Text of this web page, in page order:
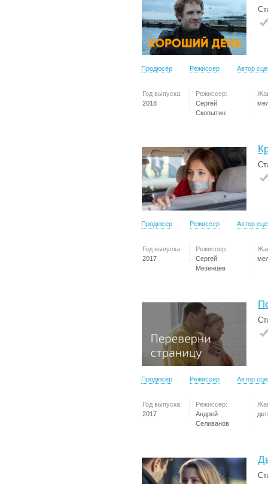
Продюсер Режиссер Автор
Год выпуска:
2018
Режиссер:
Сергей
Скопытин
Продюсер Режиссер Автор
Год выпуска:
2017
Режиссер:
Сергей
Мезенцев
Продюсер Режиссер Автор
Год выпуска:
2017
Режиссер:
Андрей
Селиванов